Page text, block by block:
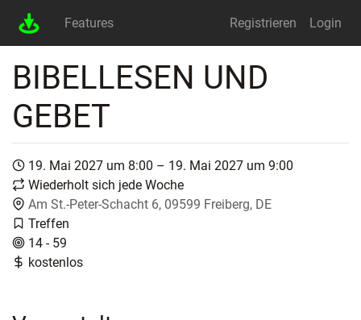
Features Registrieren Login
BIBELLESEN UND
GEBET
19. Mai 2027 um 8:00 – 19. Mai 2027 um 9:00
Wiederholt sich jede Woche
Am St.-Peter-Schacht 6, 09599 Freiberg, DE
Treffen
14 - 59
kostenlos